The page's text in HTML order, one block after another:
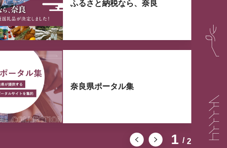
1 2
ふるさと納税なら、奈良
奈良県ポータル集